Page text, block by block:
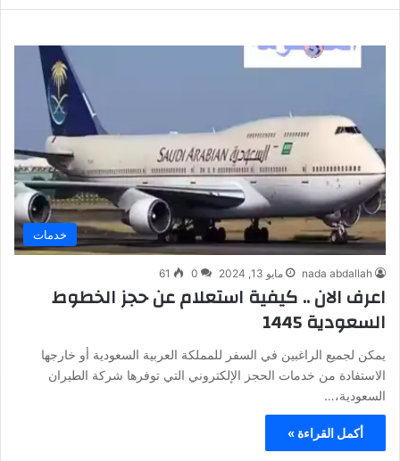
خدمات
nada abdallah مايو 13, 2024 0
61
اعرف الان .. كيفية استعلام عن حجز الخطوط
السعودية 1445
يمكن لجميع الراغبين في السفر للمملكة العربية السعودية أو خارجها
الاستفادة من خدمات الحجز الإلكتروني التي توفرها شركة الطيران
السعودية،…
أكمل القراءة »